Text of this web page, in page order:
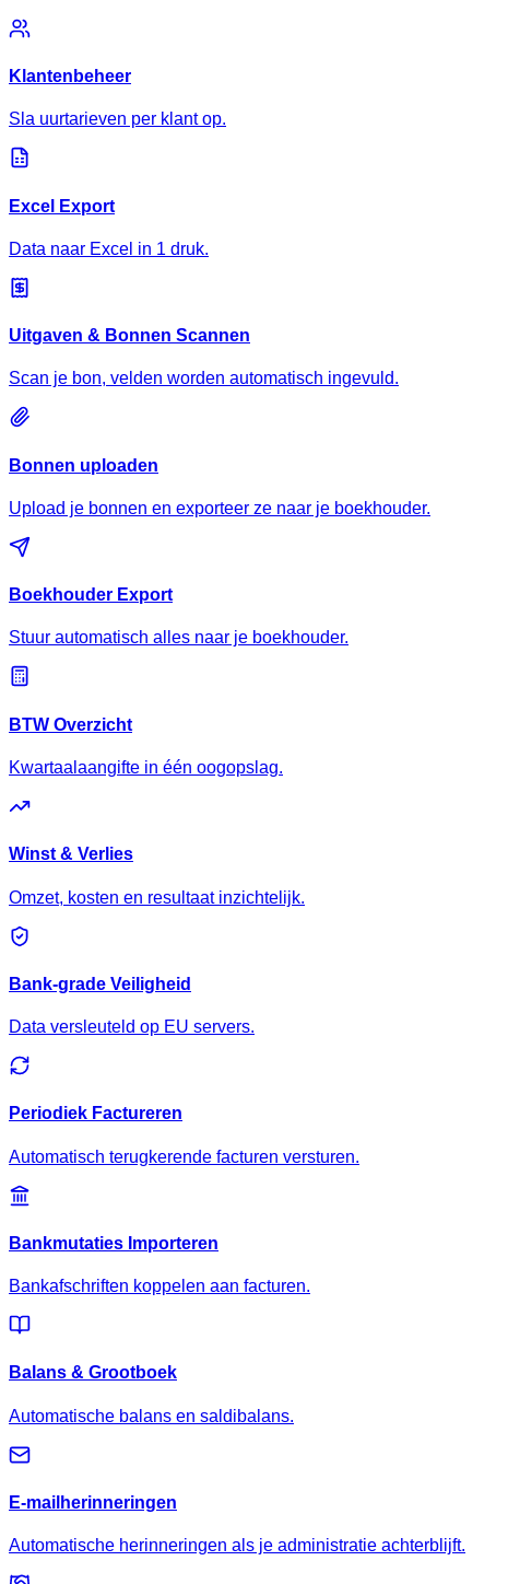
Klantenbeheer
Sla uurtarieven per klant op.
Excel Export
Data naar Excel in 1 druk.
Uitgaven & Bonnen Scannen
Scan je bon, velden worden automatisch ingevuld.
Bonnen uploaden
Upload je bonnen en exporteer ze naar je boekhouder.
Boekhouder Export
Stuur automatisch alles naar je boekhouder.
BTW Overzicht
Kwartaalaangifte in één oogopslag.
Winst & Verlies
Omzet, kosten en resultaat inzichtelijk.
Bank-grade Veiligheid
Data versleuteld op EU servers.
Periodiek Factureren
Automatisch terugkerende facturen versturen.
Bankmutaties Importeren
Bankafschriften koppelen aan facturen.
Balans & Grootboek
Automatische balans en saldibalans.
E-mailherinneringen
Automatische herinneringen als je administratie achterblijft.